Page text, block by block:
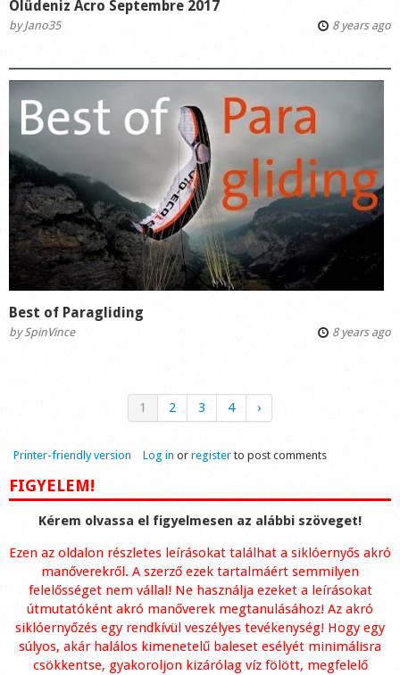
Ölüdeniz Acro Septembre 2017
byJano35 8 years ago
Best of Paragliding
bySpinVince 8 years ago
1 2 3 4 ›
Printer-friendly version Log in or registerto post comments
FIGYELEM!
Kérem olvassa el figyelmesen az alábbi szöveget!
Ezen az oldalon részletes leírásokat találhat a siklóernyős akró
manőverekről. A szerző ezek tartalmáért semmilyen
felelősséget nem vállal! Ne használja ezeket a leírásokat
útmutatóként akró manőverek megtanulásához! Az akró
siklóernyőzés egy rendkívül veszélyes tevékenység! Hogy egy
súlyos, akár halálos kimenetelű baleset esélyét minimálisra
csökkentse, gyakoroljon kizárólag víz fölött, megfelelő